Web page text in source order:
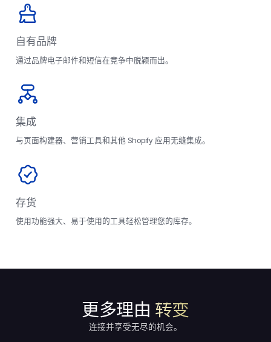
自有品牌
通过品牌电子邮件和短信在竞争中脱颖而出。
集成
与页面构建器、营销工具和其他 Shopify 应用无缝集成。
存货
使用功能强大、易于使用的工具轻松管理您的库存。
更多理由 转变
连接并享受无尽的机会。